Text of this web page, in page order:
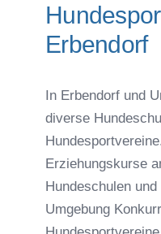
Erbendorf
In Erbendorf und
diverse
Erziehungskurse
Hundeschulen
Umgebung